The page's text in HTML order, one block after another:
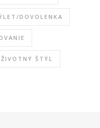
DOVOLENKA
ŽIVOTNÝ ŠTÝL